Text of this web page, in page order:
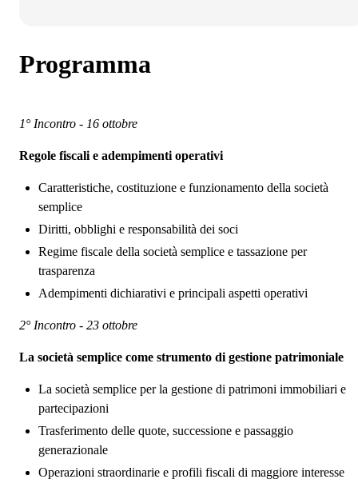
Programma
1° Incontro - 16 ottobre
Regole fiscali e adempimenti operativi
Caratteristiche, costituzione e funzionamento della società
semplice
Diritti, obblighi e responsabilità dei soci
Regime fiscale della società semplice e tassazione per
trasparenza
Adempimenti dichiarativi e principali aspetti operativi
2° Incontro - 23 ottobre
La società semplice come strumento di gestione patrimoniale
La società semplice per la gestione di patrimoni immobiliari e
partecipazioni
Trasferimento delle quote, successione e passaggio
generazionale
Operazioni straordinarie e profili fiscali di maggiore interesse